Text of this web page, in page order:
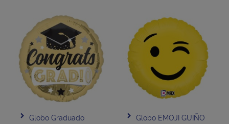
Globo Graduado
Globo EMOJI GUIÑO